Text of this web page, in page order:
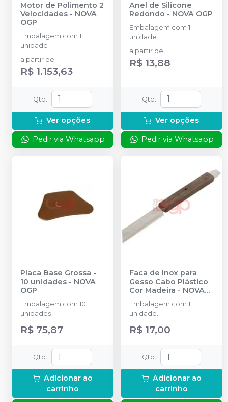
Motor de Polimento 2
Velocidades - NOVA
OGP
Embalagem com 1
unidade
a partir de:
R$ 1.153,63
Qtd :
Ver opções
Pedir via Whatsapp
Anel de Silicone
Redondo - NOVA OGP
Embalagem com 1
unidade
a partir de:
R$ 13,88
Qtd :
Ver opções
Pedir via Whatsapp
Placa Base Grossa -
10 unidades - NOVA
OGP
Embalagem com 10
unidades
R$ 75,87
Qtd :
Adicionar ao
carrinho
Faca de Inox para
Gesso Cabo Plástico
Cor Madeira - NOVA
Embalagem com 1
unidade.
R$ 17,00
Qtd :
Adicionar ao
carrinho